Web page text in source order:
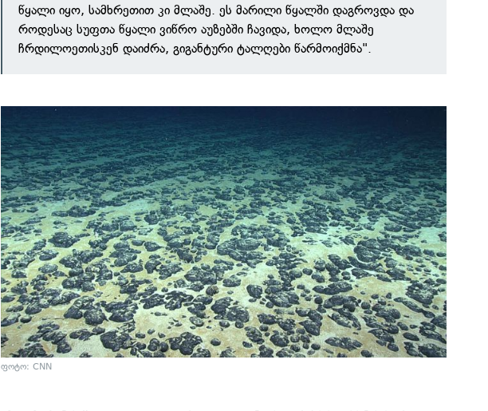
წყალი იყო, სამხრეთით კი მლაშე. ეს მარილი წყალში დაგროვდა და
როდესაც სუფთა წყალი ვიწრო აუზებში ჩავიდა, ხოლო მლაშე
ჩრდილოეთისკენ დაიძრა, გიგანტური ტალღები წარმოიქმნა".
ფოტო: CNN